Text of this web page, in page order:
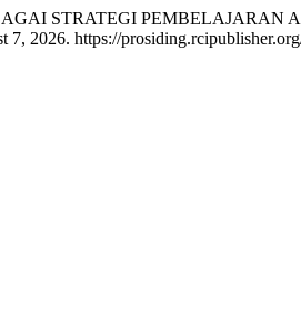
STRATEGI
7, 2026. https://